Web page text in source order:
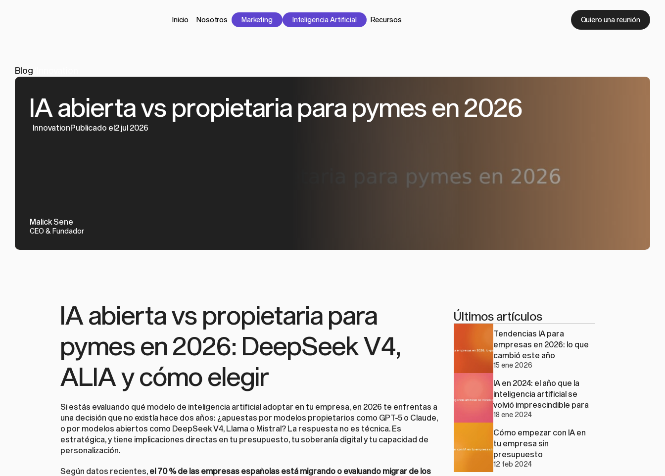
Inicio Nosotros Marketing Inteligencia Artificial Recursos Quiero una reunión
Blog
IA abierta vs propietaria para pymes en 2026
InnovationPublicado el2 jul 2026
Malick Sene
CEO & Fundador
IA abierta vs propietaria para
pymes en 2026: DeepSeek V4,
ALIA y cómo elegir
Si estás evaluando qué modelo de inteligencia artificial adoptar en tu empresa, en 2026 te enfrentas a
una decisión que no existía hace dos años: ¿apuestas por modelos propietarios como GPT-5 o Claude,
o por modelos abiertos como DeepSeek V4, Llama o Mistral? La respuesta no es técnica. Es
estratégica, y tiene implicaciones directas en tu presupuesto, tu soberanía digital y tu capacidad de
personalización.
Según datos recientes, el 70 % de las empresas españolas está migrando o evaluando migrar de los
Últimos artículos
Tendencias IA para
empresas en 2026: lo que
cambió este año
15 ene 2026
IA en 2024: el año que la
inteligencia artificial se
volvió imprescindible para
las pymes
18 ene 2024
Cómo empezar con IA en
tu empresa sin
presupuesto
12 feb 2024